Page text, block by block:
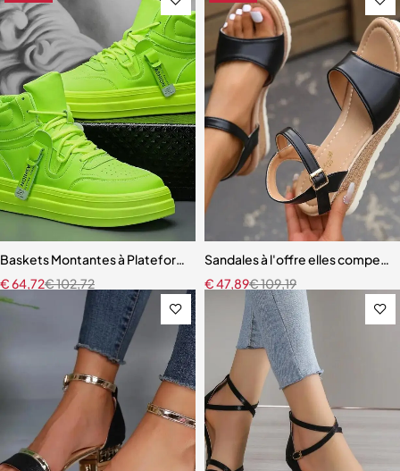
Baskets Montantes à Plateforme pour Homme
€102,72
€64,72
Sandales à l'offre elles
€109,19
€47,89